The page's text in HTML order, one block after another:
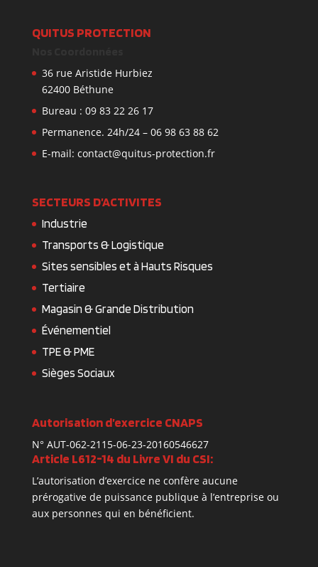
QUITUS PROTECTION
36 rue Aristide Hurbiez
62400 Béthune
Bureau : 09 83 22 26 17
Permanence. 24h/24 – 06 98 63 88 62
E-mail: contact@quitus-protection.fr
SECTEURS D’ACTIVITES
Industrie
Transports & Logistique
Sites sensibles et à Hauts Risques
Tertiaire
Magasin & Grande Distribution
Événementiel
TPE & PME
Sièges Sociaux
Autorisation d’exercice CNAPS
N° AUT-062-2115-06-23-20160546627
Article L612-14 du Livre VI du CSI:
L’autorisation d’exercice ne confère aucune
prérogative de puissance publique à l’entreprise ou
aux personnes qui en bénéficient.